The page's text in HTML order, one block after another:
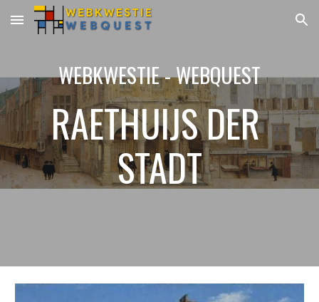
Skip to main content Skip to navigation
WEBKWESTIE - WEBQUEST
RAETHUIJS DER
STADT